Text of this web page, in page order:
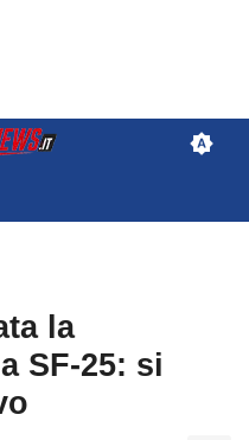
la
SF-25: si